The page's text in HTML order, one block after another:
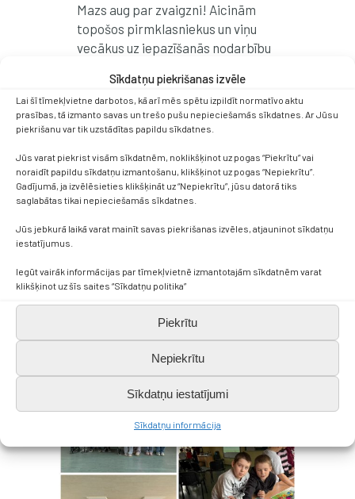
Sīkdatņu piekrišanas izvēle
Lai šī tīmekļvietne darbotos, kā arī mēs spētu izpildīt normatīvo aktu
prasības, tā izmanto savas un trešo pušu nepieciešamās sīkdatnes. Ar Jūsu
piekrišanu var tik uzstādītas papildu sīkdatnes.
Jūs varat piekrist visām sīkdatnēm, noklikšķinot uz pogas “Piekrītu” vai
noraidīt papildu sīkdatņu izmantošanu, klikšķinot uz pogas “Nepiekrītu”.
Gadījumā, ja izvēlēsieties klikšķināt uz “Nepiekrītu”, jūsu datorā tiks
saglabātas tikai nepieciešamās sīkdatnes.
Jūs jebkurā laikā varat mainīt savas piekrišanas izvēles, atjauninot sīkdatņu
iestatījumus.
Iegūt vairāk informācijas par tīmekļvietnē izmantotajām sīkdatnēm varat
klikšķinot uz šīs saites “Sīkdatņu politika”
Piekrītu
Nepiekrītu
Sīkdatņu iestatījumi
Sīkdatņu informācija
Mazs aug par zvaigzni! Aicinām
topošos pirmklasniekus un viņu
vecākus uz iepazīšanās nodarbību
Programma: skolas direktores
Agnese Grāvere-Prenclava uzruna
mācību pārzine informēs par
dienas kārtību un pagarinātās
grupas iespējām iespēja uzzināt,
kā skolā strādā atbalsta komanda